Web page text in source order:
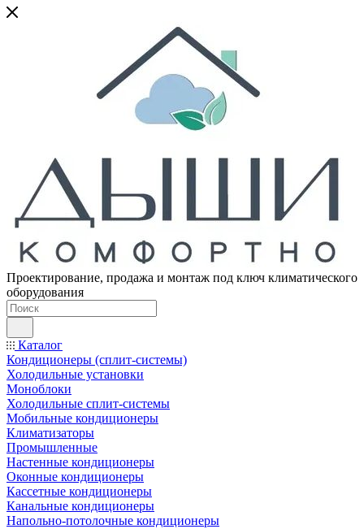
Проектирование, продажа и монтаж под ключ климатического
оборудования
Каталог
Кондиционеры (сплит-системы)
Холодильные установки
Моноблоки
Холодильные сплит-системы
Мобильные кондиционеры
Климатизаторы
Промышленные
Настенные кондиционеры
Оконные кондиционеры
Кассетные кондиционеры
Канальные кондиционеры
Напольно-потолочные кондиционеры